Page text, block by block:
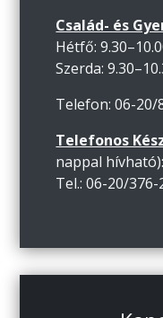
Család- és
Hétfő:
Szerda:
Telefon: 06-20/
Telefonos
nappal hívható):
Tel.: 06-20/376-